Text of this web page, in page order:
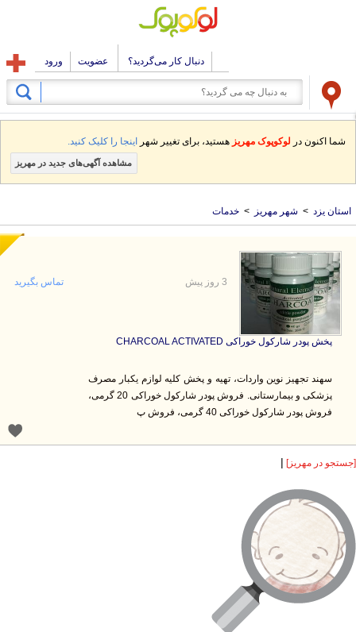
دنبال کار می‌گردید؟ عضویت ورود
شما اکنون در لوکوپوک مهریز هستید، برای تغییر شهر اینجا را کلیک کنید.
مشاهده آگهی‌های جدید در مهریز
استان یزد > شهر مهریز > خدمات
پخش پودر شارکول خوراکی CHARCOAL ACTIVATED
سهند تجهیز نوین واردات، تهیه و پخش کلیه لوازم یکبار مصرف
پزشکی و بیمارستانی. فروش پودر شارکول خوراکی 20 گرمی،
فروش پودر شارکول خوراکی 40 گرمی، فروش پ
تماس بگیرید
در مهریز] |